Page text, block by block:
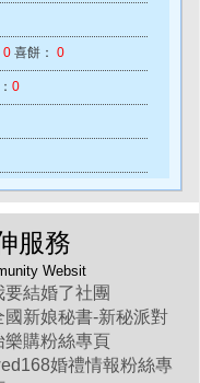
0 喜餅： 0
0
服務
Websit
要結婚了社團
國新娘秘書-新秘派對
樂購粉絲專頁
婚禮情報粉絲專